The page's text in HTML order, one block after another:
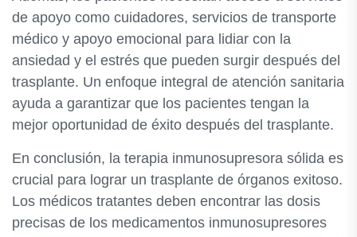
de apoyo como cuidadores, servicios de transporte
médico y apoyo emocional para lidiar con la
ansiedad y el estrés que pueden surgir después del
trasplante. Un enfoque integral de atención sanitaria
ayuda a garantizar que los pacientes tengan la
mejor oportunidad de éxito después del trasplante.
En conclusión, la terapia inmunosupresora sólida es
crucial para lograr un trasplante de órganos exitoso.
Los médicos tratantes deben encontrar las dosis
precisas de los medicamentos inmunosupresores